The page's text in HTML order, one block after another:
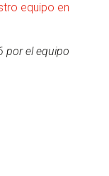
equipo en
por el equipo